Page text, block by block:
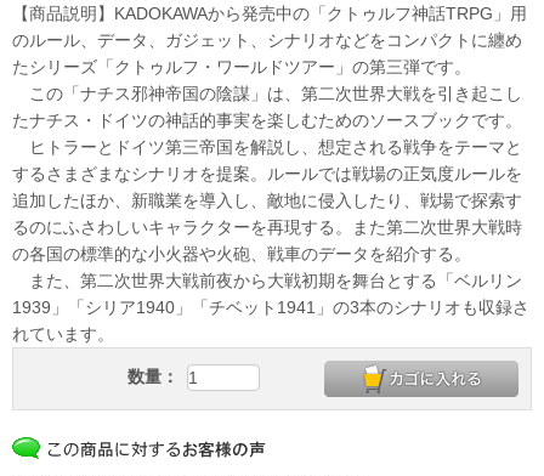
【商品説明】KADOKAWAから発売中の「クトゥルフ神話TRPG」用
のルール、データ、ガジェット、シナリオなどをコンパクトに纏め
たシリーズ「クトゥルフ・ワールドツアー」の第三弾です。
この「ナチス邪神帝国の陰謀」は、第二次世界大戦を引き起こし
たナチス・ドイツの神話的事実を楽しむためのソースブックです。
ヒトラーとドイツ第三帝国を解説し、想定される戦争をテーマと
するさまざまなシナリオを提案。ルールでは戦場の正気度ルールを
追加したほか、新職業を導入し、敵地に侵入したり、戦場で探索す
るのにふさわしいキャラクターを再現する。また第二次世界大戦時
の各国の標準的な小火器や火砲、戦車のデータを紹介する。
また、第二次世界大戦前夜から大戦初期を舞台とする「ベルリン
1939」「シリア1940」「チベット1941」の3本のシナリオも収録さ
れています。
数量：